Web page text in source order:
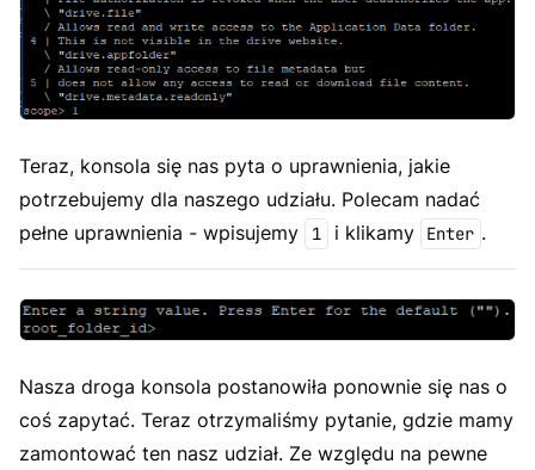
Teraz, konsola się nas pyta o uprawnienia, jakie
potrzebujemy dla naszego udziału. Polecam nadać
pełne uprawnienia - wpisujemy
1 i klikamy Enter .
Nasza droga konsola postanowiła ponownie się nas o
coś zapytać. Teraz otrzymaliśmy pytanie, gdzie mamy
zamontować ten nasz udział. Ze względu na pewne